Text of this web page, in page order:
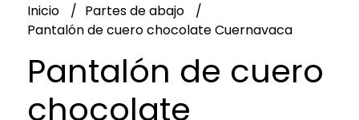
Inicio
Partes de abajo
Pantalón de cuero chocolate Cuernavaca
Pantalón de cuero
chocolate